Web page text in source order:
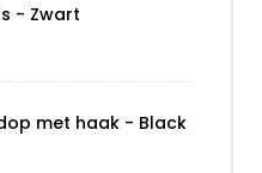
- Zwart
met haak - Black